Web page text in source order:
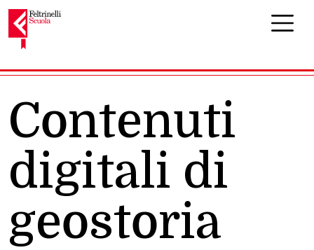
Navigazione principale
Contenuti
digitali di
geostoria